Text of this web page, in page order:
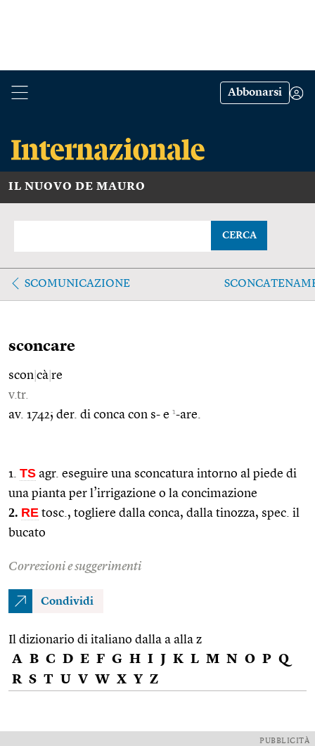
Abbonarsi
IL NUOVO DE MAURO
CERCA
SCOMUNICAZIONE
sconcare
scon cà re
v.tr.
av. 1742; der. di conca con s- e 1-are.
1. TS agr. eseguire una sconcatura intorno al piede di
una pianta per l’irrigazione o la concimazione
2. RE tosc., togliere dalla conca, dalla tinozza, spec. il
bucato
Correzioni e suggerimenti
Condividi
Il dizionario di italiano dalla a alla z
A B C D E F G H I J K L M N O P Q
R S T U V W X Y Z
PUBBLICITÀ